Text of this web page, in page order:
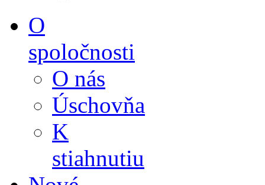
O
spoločnosti
O nás
Úschovňa
K
stiahnutiu